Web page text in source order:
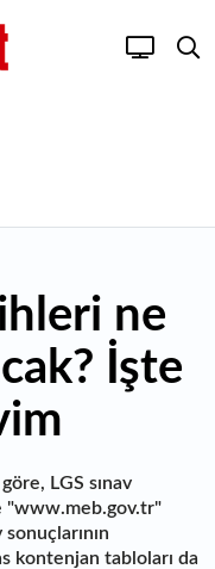
ne
İşte
LGS sınav
"www.meb.gov.tr"
kontenjan tabloları da